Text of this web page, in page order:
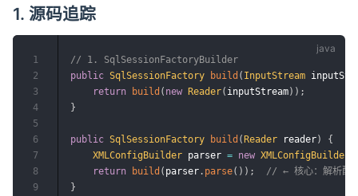
1. 源码追踪
// 1. SqlSessionFactoryBuilder
public SqlSessionFactory build ( InputStream
return
build ( new Reader( inputStream) ) ;
}
public SqlSessionFactory build (Reader reader)
{
XMLConfigBuilder parser = new XMLConfigBuilder
return
build ( parser . parse( ) ) ;
// ← 核心：解析配
}
1
2
3
4
5
6
7
8
9